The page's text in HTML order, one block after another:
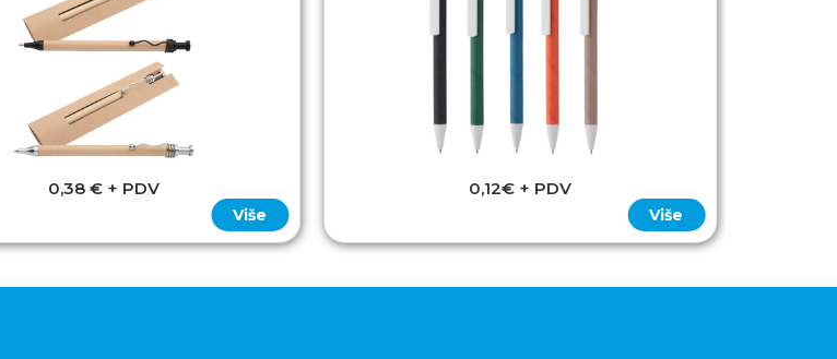
0,38 € + PDV
Više
0,12€ + PDV
Više